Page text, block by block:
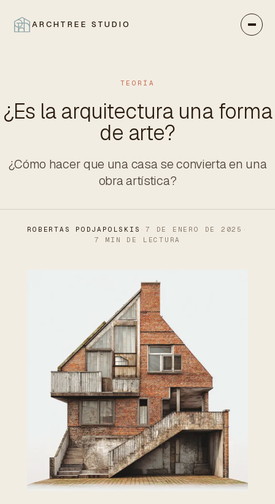
ARCHTREE STUDIO
CERRAR
BARCELONA
TEORÍA
¿Es la arquitectura una forma
de arte?
¿Cómo hacer que una casa se convierta en una
obra artística?
ROBERTAS PODJAPOLSKIS ·7 DE ENERO DE 2025 ·
7 MIN DE LECTURA